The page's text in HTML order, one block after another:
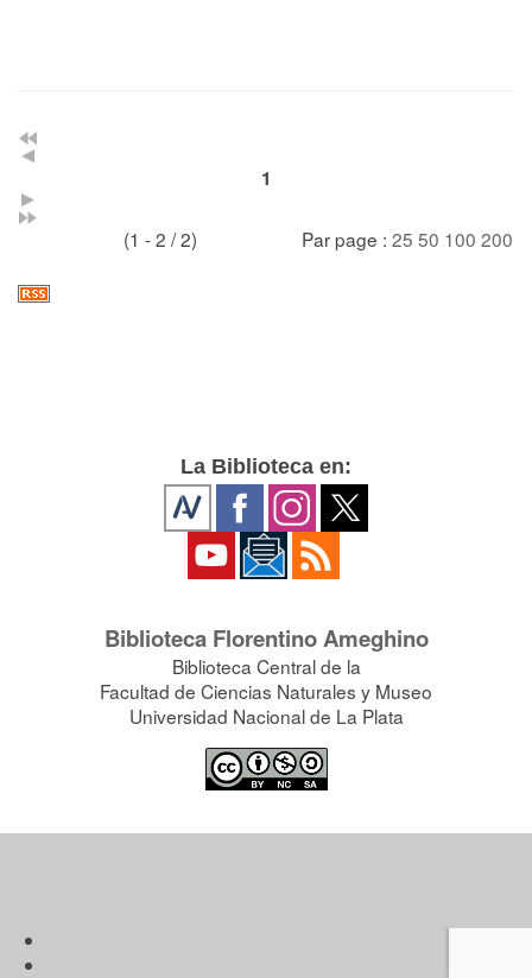
1
(1 - 2 / 2) Par page : 25 50 100 200
La Biblioteca en:
Biblioteca Florentino Ameghino
Biblioteca Central de la
Facultad de Ciencias Naturales y Museo
Universidad Nacional de La Plata